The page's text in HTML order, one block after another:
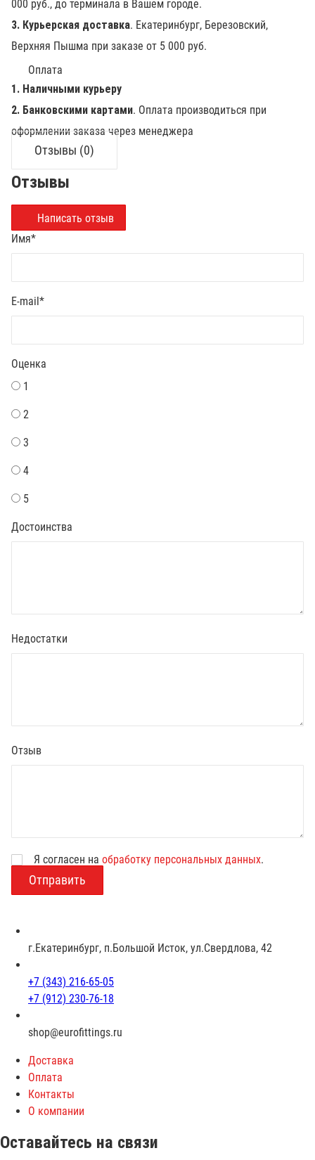
000 руб., до терминала в Вашем городе.
3. Курьерская доставка. Екатеринбург, Березовский,
Верхняя Пышма при заказе от 5 000 руб.
Оплата
1. Наличными курьеру
2. Банковскими картами. Оплата производиться при
оформлении заказа через менеджера
Отзывы (0)
Отзывы
Написать отзыв
Имя*
E-mail*
Оценка
1
2
3
4
5
Достоинства
Недостатки
Отзыв
з
Я согласен на обработку персональных данных.
г.Екатеринбург, п.Большой Исток, ул.Свердлова, 42
+7 (343) 216-65-05
+7 (912) 230-76-18
shop@eurofittings.ru
Доставка
Оплата
Контакты
О компании
Оставайтесь на связи